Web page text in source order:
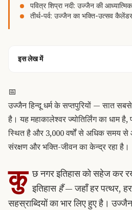
पवित्र शिप्रा नदी: उज्जैन की
तीर्थ-पर्व: उज्जैन का भक्ति-उत्सव कैलेंडर
इस लेख में
📅
उज्जैन हिन्दू धर्म के सप्तपुरियों — सात
है। यह महाकालेश्वर ज्योतिर्लिंग का धाम
स्थित है और 3,000 वर्षों से अधिक समय से
संरक्षण और भक्ति-जीवन का केन्द्र रहा है।
कु छ नगर इतिहास को सहेज कर
इतिहासहैं— जहाँ हर पत्थर, हर
सहस्राब्दियों का भार लिए हुए है।